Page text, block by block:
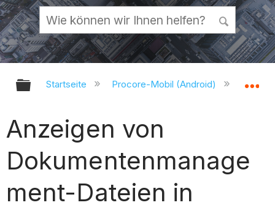
Globale Hierarchie auf- und
Startseite Procore-Mobil (Android)
Anzeigen von
Dokumentenmanage
ment-Dateien in